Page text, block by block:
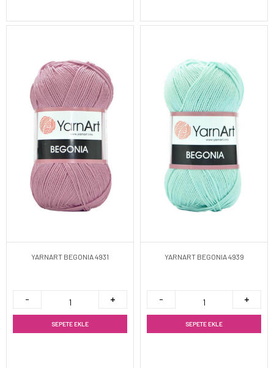
YARNART BEGONIA 4931
SEPETE EKLE
YARNART BEGONIA 4939
SEPETE EKLE